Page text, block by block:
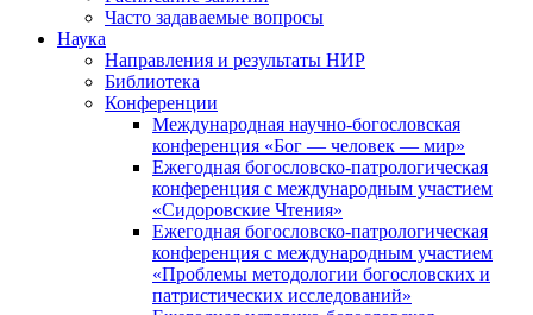
Часто задаваемые вопросы
Наука
Направления и результаты НИР
Библиотека
Конференции
Международная научно-богословская
конференция «Бог — человек — мир»
Ежегодная богословско-патрологическая
конференция с международным участием
«Сидоровские Чтения»
Ежегодная богословско-патрологическая
конференция с международным участием
«Проблемы методологии богословских и
патристических исследований»